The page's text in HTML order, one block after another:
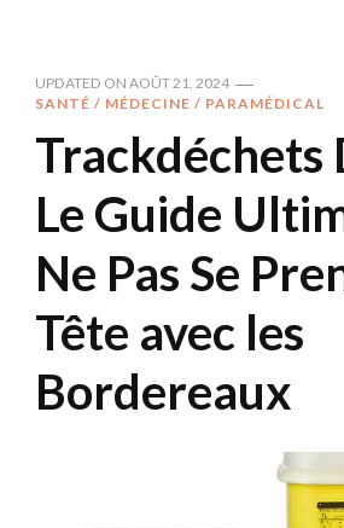
UPDATED ON AOÛT 21, 2024
SANTÉ / MÉDECINE / PARAMÉDICAL
Trackdéchets
Le Guide
Ne Pas Se
Tête avec les
Bordereaux